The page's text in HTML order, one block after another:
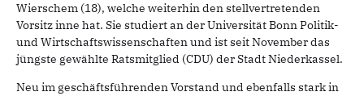
Wierschem (18), welche weiterhin den stellvertretenden
Vorsitz inne hat. Sie studiert an der Universität Bonn Politik-
und Wirtschaftswissenschaften und ist seit November das
jüngste gewählte Ratsmitglied (CDU) der Stadt Niederkassel.
Neu im geschäftsführenden Vorstand und ebenfalls stark in